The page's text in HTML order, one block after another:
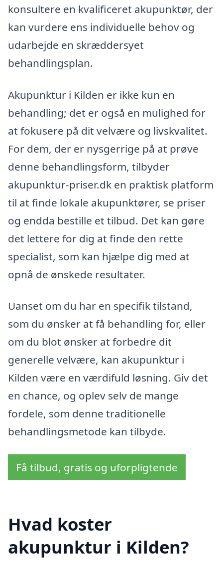
konsultere en kvalificeret akupunktør, der
kan vurdere ens individuelle behov og
udarbejde en skræddersyet
behandlingsplan.
Akupunktur i Kilden er ikke kun en
behandling; det er også en mulighed for
at fokusere på dit velvære og livskvalitet.
For dem, der er nysgerrige på at prøve
denne behandlingsform, tilbyder
akupunktur-priser.dk en praktisk platform
til at finde lokale akupunktører, se priser
og endda bestille et tilbud. Det kan gøre
det lettere for dig at finde den rette
specialist, som kan hjælpe dig med at
opnå de ønskede resultater.
Uanset om du har en specifik tilstand,
som du ønsker at få behandling for, eller
om du blot ønsker at forbedre dit
generelle velvære, kan akupunktur i
Kilden være en værdifuld løsning. Giv det
en chance, og oplev selv de mange
fordele, som denne traditionelle
behandlingsmetode kan tilbyde.
Få tilbud, gratis og uforpligtende
Hvad koster
akupunktur i Kilden?